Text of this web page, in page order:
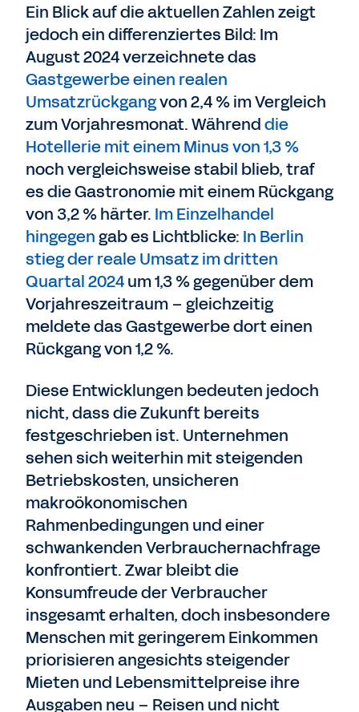
Ein Blick auf die aktuellen Zahlen zeigt
jedoch ein differenziertes Bild: Im
August 2024 verzeichnete das
Gastgewerbe einen realen
Umsatzrückgangvon 2,4 % im Vergleich
zum Vorjahresmonat. Währenddie
Hotellerie mit einem Minus von 1,3 %
noch vergleichsweise stabil blieb, traf
es die Gastronomie mit einem Rückgang
von 3,2 % härter. Im Einzelhandel
hingegen gab es Lichtblicke: In Berlin
stieg der reale Umsatz im dritten
Quartal 2024um 1,3 % gegenüber dem
Vorjahreszeitraum – gleichzeitig
meldete das Gastgewerbe dort einen
Rückgang von 1,2 %.
Diese Entwicklungen bedeuten jedoch
nicht, dass die Zukunft bereits
festgeschrieben ist. Unternehmen
sehen sich weiterhin mit steigenden
Betriebskosten, unsicheren
makroökonomischen
Rahmenbedingungen und einer
schwankenden Verbrauchernachfrage
konfrontiert. Zwar bleibt die
Konsumfreude der Verbraucher
insgesamt erhalten, doch insbesondere
Menschen mit geringerem Einkommen
priorisieren angesichts steigender
Mieten und Lebensmittelpreise ihre
Ausgaben neu – Reisen und nicht